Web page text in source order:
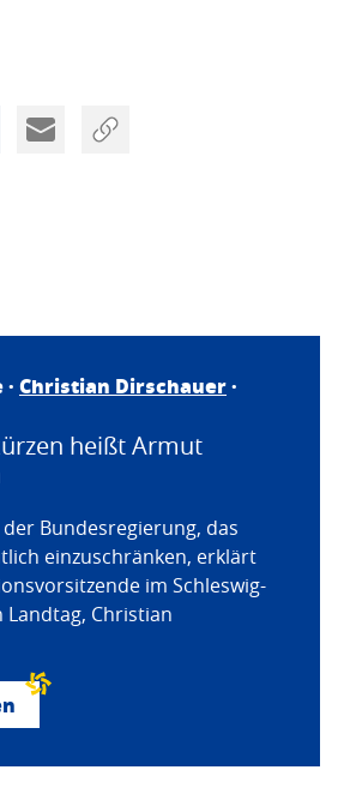
Christian Dirschauer·
heißt Armut
Bundesregierung, das
einzuschränken, erklärt
im Schleswig-
Christian